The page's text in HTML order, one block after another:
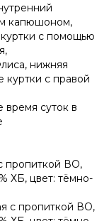
капюшоном,
куртки с помощью
нижняя
куртки с правой
время суток в
пропиткой ВО,
ХБ, цвет: тёмно-
с пропиткой ВО,